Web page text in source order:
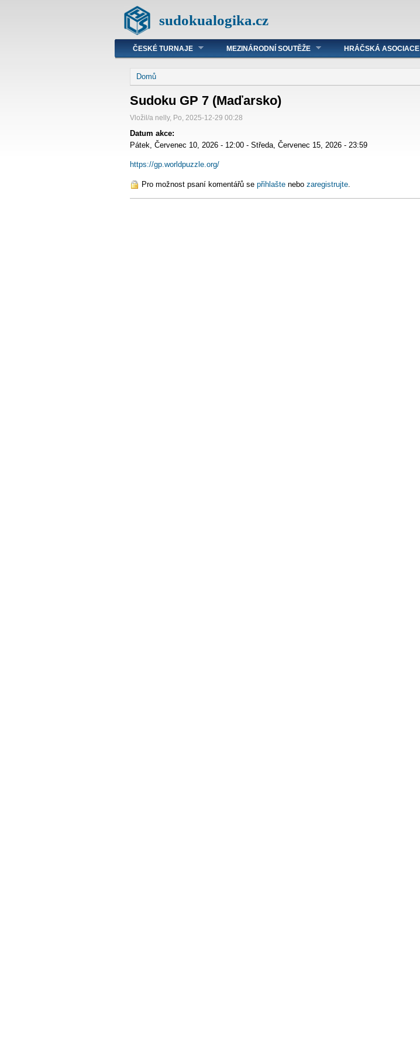
sudokualogika.cz
ČESKÉ TURNAJE MEZINÁRODNÍ SOUTĚŽE HRÁČSKÁ ASOCIACE
Domů
Sudoku GP 7 (Maďarsko)
Vložil/a nelly, Po, 2025-12-29 00:28
Datum akce:
Pátek, Červenec 10, 2026 - 12:00 - Středa, Červenec 15, 2026 - 23:59
https://gp.worldpuzzle.org/
Pro možnost psaní komentářů se přihlašte nebo zaregistrujte